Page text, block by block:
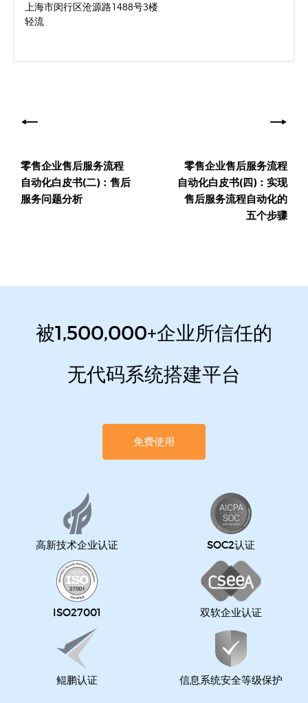
上海市闵行区沧源路1488号3楼
轻流
章
导
航零售企业售后服务流程
自动化白皮书(二)：售后
服务问题分析
零售企业售后服务流程
自动化白皮书(四)：实现
售后服务流程自动化的
五个步骤
被1,500,000+企业所信任的
无代码系统搭建平台
免费使用
高新技术企业认证 SOC2认证
ISO27001 双软企业认证
鲲鹏认证 信息系统安全等级保护